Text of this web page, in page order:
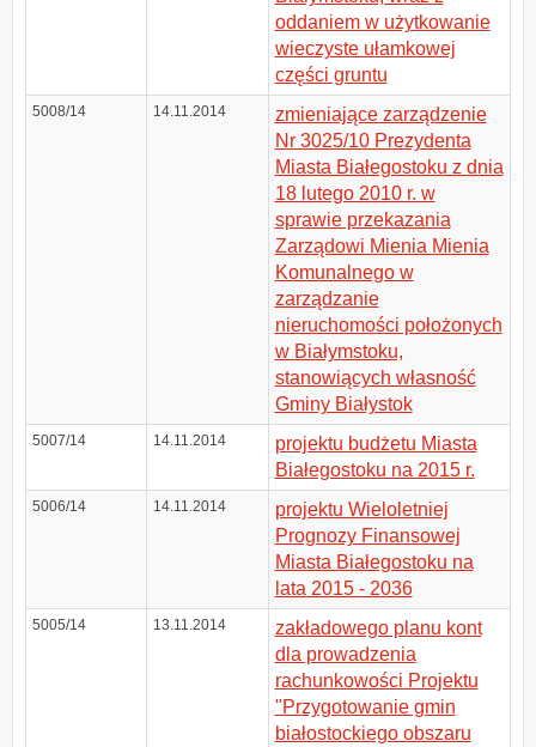
oddaniem w użytkowanie
wieczyste ułamkowej
części gruntu
5008/14 14.11.2014
zmieniające zarządzenie
Nr 3025/10 Prezydenta
Miasta Białegostoku z dnia
18 lutego 2010 r. w
sprawie przekazania
Zarządowi Mienia Mienia
Komunalnego w
zarządzanie
nieruchomości położonych
w Białymstoku,
stanowiących własność
Gminy Białystok
5007/14 14.11.2014
projektu budżetu Miasta
Białegostoku na 2015 r.
5006/14 14.11.2014
projektu Wieloletniej
Prognozy Finansowej
Miasta Białegostoku na
lata 2015 - 2036
5005/14 13.11.2014
zakładowego planu kont
dla prowadzenia
rachunkowości Projektu
"Przygotowanie gmin
białostockiego obszaru